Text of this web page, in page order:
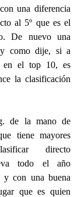
una diferencia
al 5º que es el
De nuevo una
y como dije, si a
en el top 10, es
la clasificación
de la mano de
tiene mayores
directo
todo el año
y con una buena
que es quien